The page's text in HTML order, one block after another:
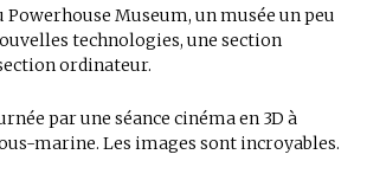
Museum, un musée un peu
technologies, une section
ordinateur.
par une séance cinéma en 3D à
marine. Les images sont incroyables.